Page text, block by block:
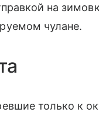
на
чулане.
только к